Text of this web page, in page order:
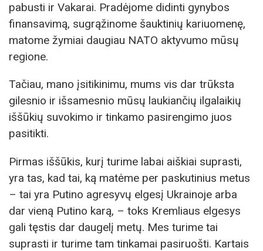
pabusti ir Vakarai. Pradėjome didinti gynybos
finansavimą, sugrąžinome šauktinių kariuomenę,
matome žymiai daugiau NATO aktyvumo mūsų
regione.
Tačiau, mano įsitikinimu, mums vis dar trūksta
gilesnio ir išsamesnio mūsų laukiančių ilgalaikių
iššūkių suvokimo ir tinkamo pasirengimo juos
pasitikti.
Pirmas iššūkis, kurį turime labai aiškiai suprasti,
yra tas, kad tai, ką matėme per paskutinius metus
– tai yra Putino agresyvų elgesį Ukrainoje arba
dar vieną Putino karą, – toks Kremliaus elgesys
gali tęstis dar daugelį metų. Mes turime tai
suprasti ir turime tam tinkamai pasiruošti. Kartais